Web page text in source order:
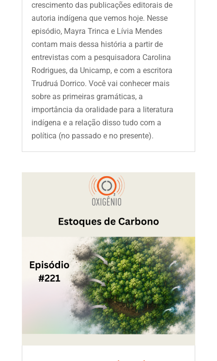
crescimento das publicações editorais de
autoria indígena que vemos hoje. Nesse
episódio, Mayra Trinca e Lívia Mendes
contam mais dessa história a partir de
entrevistas com a pesquisadora Carolina
Rodrigues, da Unicamp, e com a escritora
Trudruá Dorrico. Você vai conhecer mais
sobre as primeiras gramáticas, a
importância da oralidade para a literatura
indígena e a relação disso tudo com a
política (no passado e no presente).